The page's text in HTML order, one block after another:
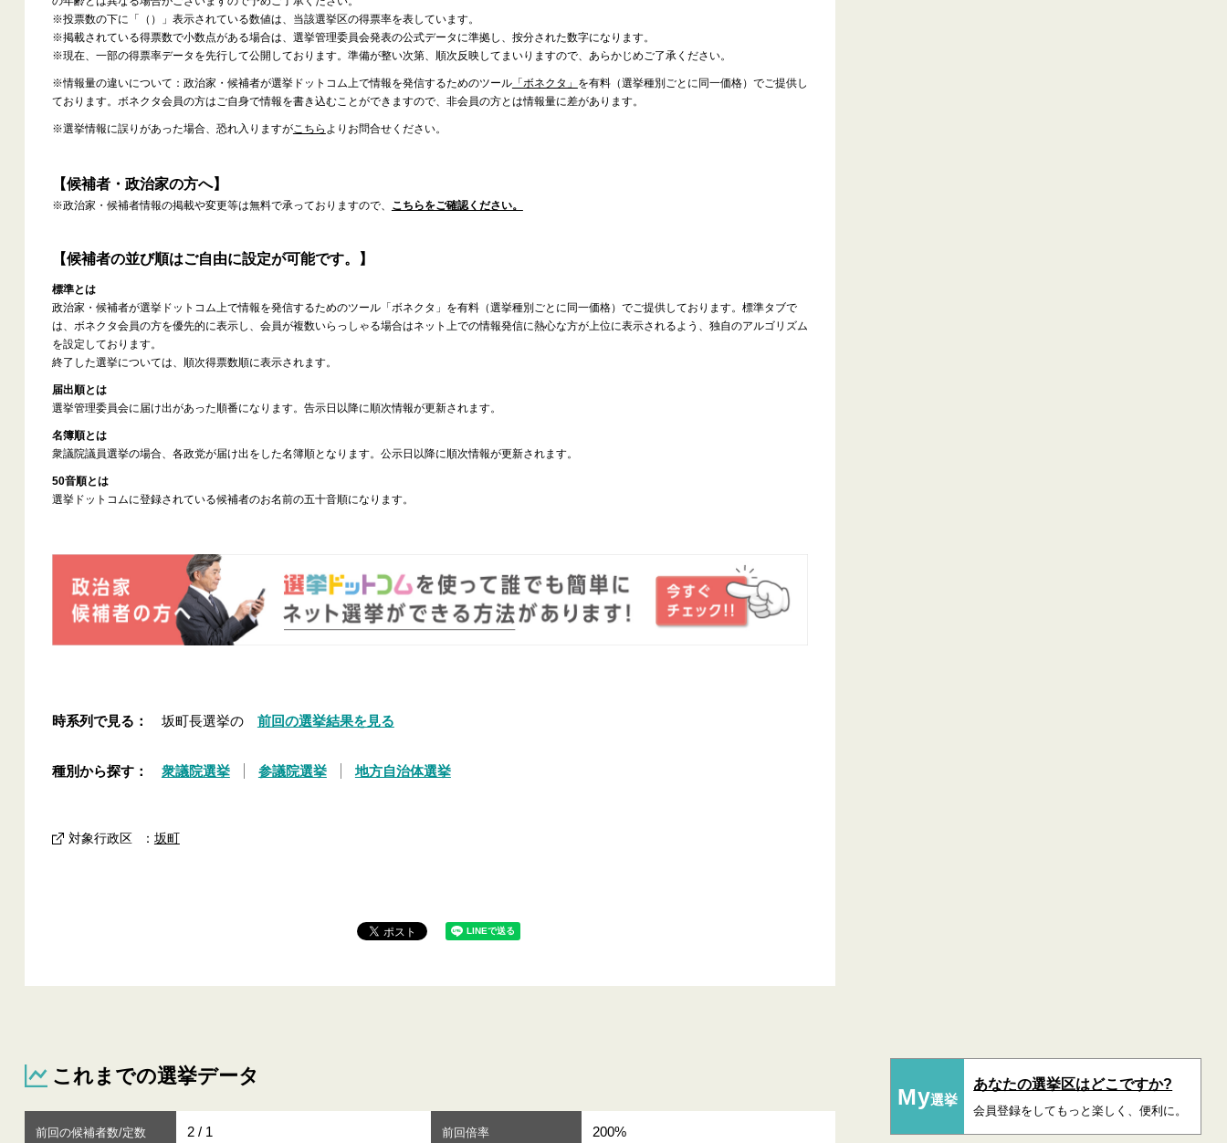
※投票数の下に「（）」表示されている数値は、当該選挙区の得票率を表しています。
※掲載されている得票数で小数点がある場合は、選挙管理委員会発表の公式データに準拠し、按分された数字になります。
※現在、一部の得票率データを先行して公開しております。準備が整い次第、順次反映してまいりますので、あらかじめご了承ください。
※情報量の違いについて：政治家・候補者が選挙ドットコム上で情報を発信するためのツール「ボネクタ」 を有料（選挙種別ごとに同一価格）でご提供し
ております。ボネクタ会員の方はご自身で情報を書き込むことができますので、非会員の方とは情報量に差があります。
※選挙情報に誤りがあった場合、恐れ入りますがこちら よりお問合せください。
【候補者・政治家の方へ】
※政治家・候補者情報の掲載や変更等は無料で承っておりますので、 こちらをご確認ください。
【候補者の並び順はご自由に設定が可能です。】
標準とは
政治家・候補者が選挙ドットコム上で情報を発信するためのツール「ボネクタ」を有料（選挙種別ごとに同一価格）でご提供しております。標準タブで
は、ボネクタ会員の方を優先的に表示し、会員が複数いらっしゃる場合はネット上での情報発信に熱心な方が上位に表示されるよう、独自のアルゴリズム
を設定しております。
終了した選挙については、順次得票数順に表示されます。
届出順とは
選挙管理委員会に届け出があった順番になります。告示日以降に順次情報が更新されます。
名簿順とは
衆議院議員選挙の場合、各政党が届け出をした名簿順となります。公示日以降に順次情報が更新されます。
50音順とは
選挙ドットコムに登録されている候補者のお名前の五十音順になります。
時系列で見る： 坂町長選挙の 前回の選挙結果を見る
種別から探す： 衆議院選挙 参議院選挙 地方自治体選挙
対象行政区 ： 坂町
これまでの選挙データ
前回の候補者数/定数 2 / 1 前回倍率 200%
My選挙
あなたの選挙区はどこですか?
会員登録をしてもっと楽しく、便利に。